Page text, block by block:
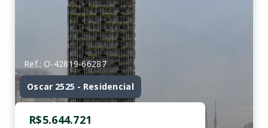
Ref.: O-42819-66287
Oscar 2525 - Residencial
R$5.644.721